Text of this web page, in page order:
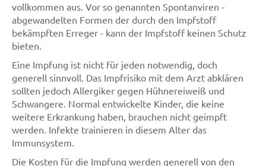
vollkommen aus. Vor so genannten Spontanviren -
abgewandelten Formen der durch den Impfstoff
bekämpften Erreger - kann der Impfstoff keinen Schutz
bieten.
Eine Impfung ist nicht für jeden notwendig, doch
generell sinnvoll. Das Impfrisiko mit dem Arzt abklären
sollten jedoch Allergiker gegen Hühnereiweiß und
Schwangere. Normal entwickelte Kinder, die keine
weitere Erkrankung haben, brauchen nicht geimpft
werden. Infekte trainieren in diesem Alter das
Immunsystem.
Die Kosten für die Impfung werden generell von den